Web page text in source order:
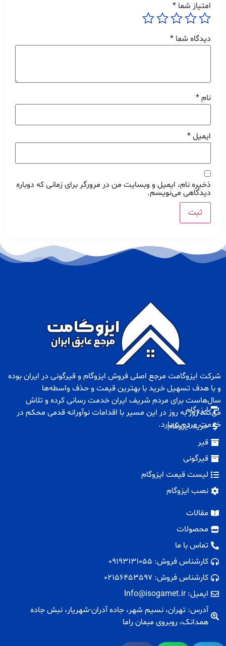
امتیاز شما *
دیدگاه شما *
نام*
ایمیل*
ذخیره نام، ایمیل و وبسایت من در مرورگر برای زمانی که دوباره
دیدگاهی می‌نویسم.
شرکت ایزوگامت مرجع اصلی فروش ایزوگام وقیرگونی در ایران بوده
و با هدف تسهیل خرید با بهترین قیمت و حذف واسطه‌ها
سال‌هاست برای مردم شریف ایران خدمت رسانی کرده و تلاش
می‌کند روز به روز در این مسیر با اقدامات نوآورانه قدمی محکم در
خدمت مردم بردارد.
ایزوگام
خرید ایزوگام
قیر
قیرگونی
لیست قیمت ایزوگام
نصب ایزوگام
مقالات
محصولات
تماس با ما
کارشناس فروش: 09193131055
کارشناس فروش: 02156453597
ایمیل: Info@isogamet.ir
آدرس: تهران، نسیم شهر، جاده آدران-شهریار، نبش جاده
همدانک، روبروی مبمان راما